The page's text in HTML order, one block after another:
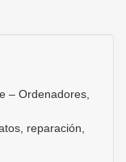
– Ordenadores,
reparación,